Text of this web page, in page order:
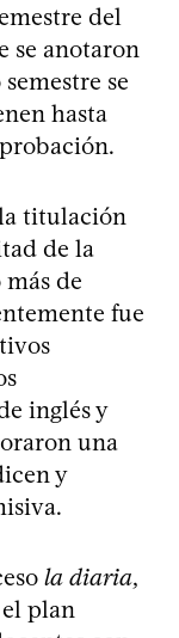
del
se anotaron
se
hasta
titulación
de la
de
fue
inglés y
una
y
la diaria,
plan